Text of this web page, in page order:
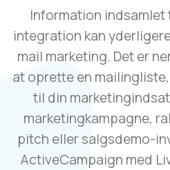
Information
integration kan
mail marketing. Det er
at oprette en
til din
marketingkampagne,
pitch eller salgsdemo-
ActiveCampaign med